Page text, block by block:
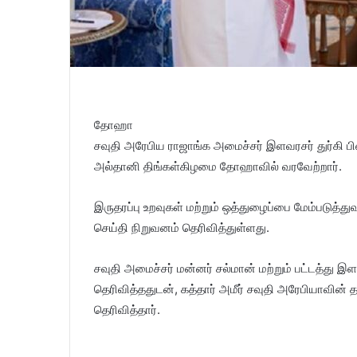
தோஹா
சவுதி அரேபிய ராஜாங்க அமைச்சர் இளவரசர்
அல்தானி திங்கள்கிழமை தோஹாவில் வரவேற்றார்.
இருதரப்பு உறவுகள் மற்றும் ஒத்துழைப்பை
செய்தி நிறுவனம் தெரிவித்துள்ளது.
சவுதி அமைச்சர் மன்னர் சல்மான் மற்றும் பட்டத்து
தெரிவித்ததுடன், கத்தார் அமீர் சவுதி
தெரிவித்தார்.